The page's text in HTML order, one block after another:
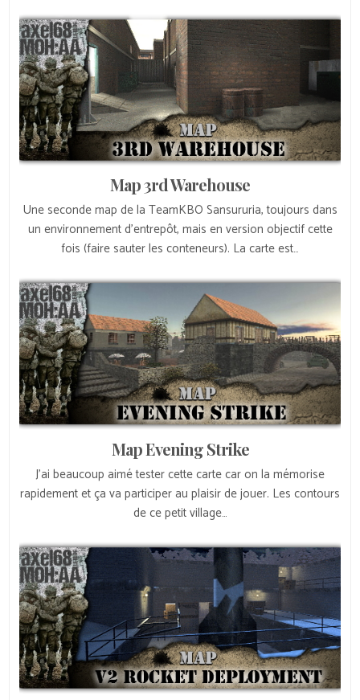
Map 3rd Warehouse
Une seconde map de la TeamKBO Sansururia, toujours dans
un environnement d’entrepôt, mais en version objectif cette
fois (faire sauter les conteneurs). La carte est…
Map Evening Strike
J’ai beaucoup aimé tester cette carte car on la mémorise
rapidement et ça va participer au plaisir de jouer. Les contours
de ce petit village…